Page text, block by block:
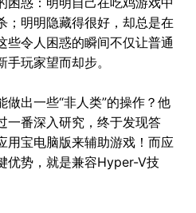
；明明隐藏得很好，却总是在
些令人困惑的瞬间不仅让普通
玩家望而却步。
出一些“非人类”的操作？他
一番深入研究，终于发现答
用宝电脑版来辅助游戏！而应
优势，就是兼容Hyper-V技